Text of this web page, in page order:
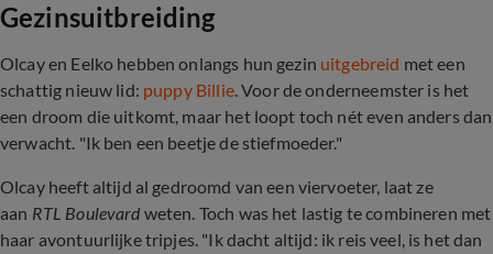
Gezinsuitbreiding
Olcay en Eelko hebben onlangs hun gezin uitgebreid met een
schattig nieuw lid: puppy Billie. Voor de onderneemster is het
een droom die uitkomt, maar het loopt toch nét even anders dan
verwacht. "Ik ben een beetje de stiefmoeder."
Olcay heeft altijd al gedroomd van een viervoeter, laat ze
aan RTL Boulevard weten. Toch was het lastig te combineren met
haar avontuurlijke tripjes. "Ik dacht altijd: ik reis veel, is het dan